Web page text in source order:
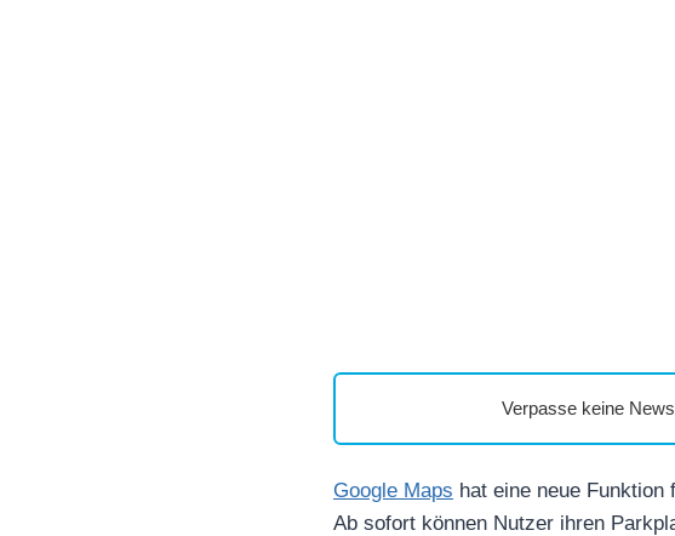
Verpasse keine
Google Maps hat eine neue Funktion
Ab sofort können Nutzer ihren